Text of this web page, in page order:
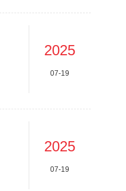
2025
07-19
2025
07-19